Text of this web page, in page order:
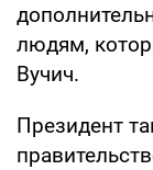
людям,
Вучич.
Президент